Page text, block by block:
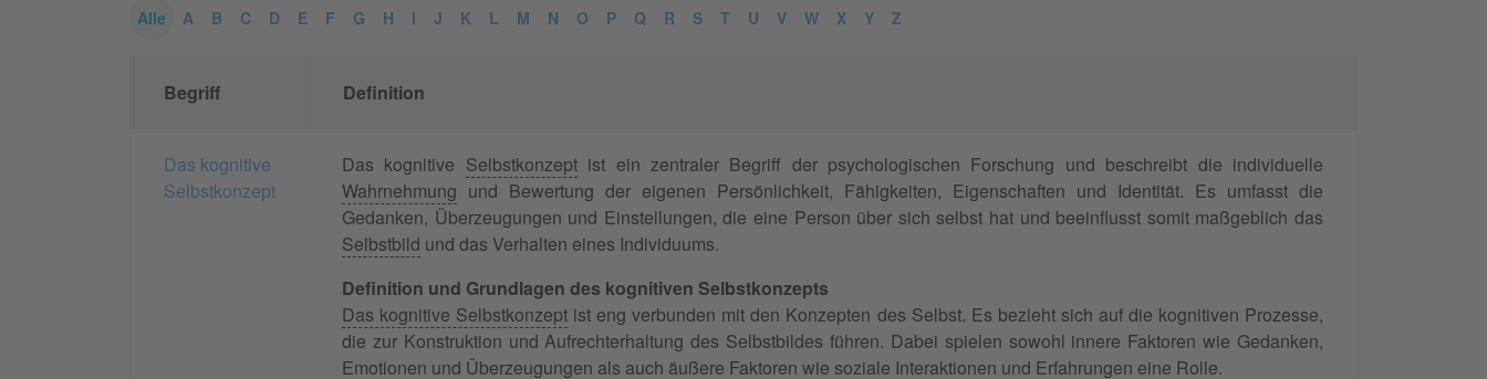
Alle A B C D E F G H I J K L M N O P Q R S T U V W X Y Z
Begriff Definition
Das kognitive
Selbstkonzept
Das kognitive Selbstkonzeptist ein zentraler Begriff der psychologischen Forschung und beschreibt die individuelle
Wahrnehmung und Bewertung der eigenen Persönlichkeit, Fähigkeiten, Eigenschaften und Identität. Es umfasst die
Gedanken, Überzeugungen und Einstellungen, die eine Person über sich selbst hat und beeinflusst somit maßgeblich das
Selbstbild und das Verhalten eines Individuums.
Definition und Grundlagen des kognitiven Selbstkonzepts
Das kognitive Selbstkonzept ist eng verbunden mit den Konzepten des Selbst. Es bezieht sich auf die kognitiven Prozesse,
die zur Konstruktion und Aufrechterhaltung des Selbstbildes führen. Dabei spielen sowohl innere Faktoren wie Gedanken,
Emotionen und Überzeugungen als auch äußere Faktoren wie soziale Interaktionen und Erfahrungen eine Rolle.